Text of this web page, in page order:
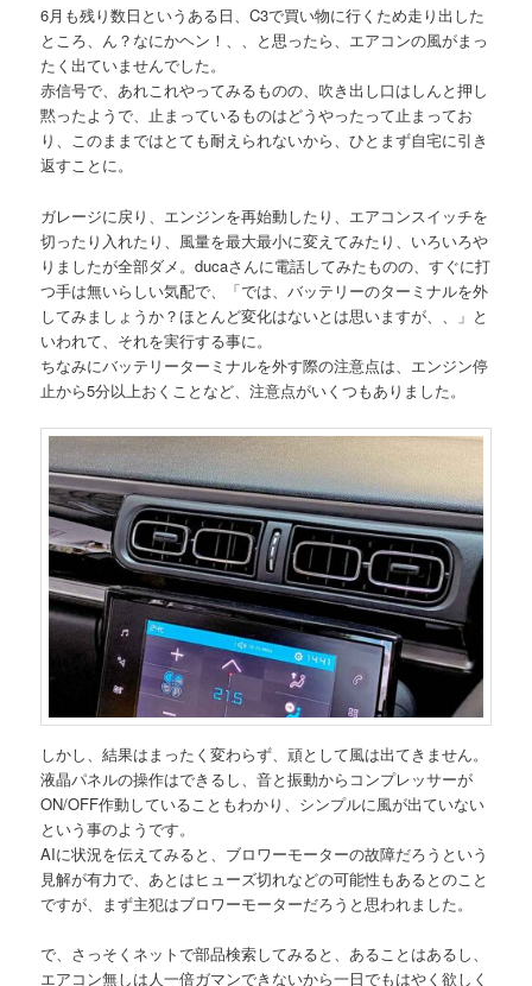
6月も残り数日というある日、C3で買い物に行くため走り出した
ところ、ん？なにかヘン！、、と思ったら、エアコンの風がまっ
たく出ていませんでした。
赤信号で、あれこれやってみるものの、吹き出し口はしんと押し
黙ったようで、止まっているものはどうやったって止まってお
り、このままではとても耐えられないから、ひとまず自宅に引き
返すことに。
ガレージに戻り、エンジンを再始動したり、エアコンスイッチを
切ったり入れたり、風量を最大最小に変えてみたり、いろいろや
りましたが全部ダメ。ducaさんに電話してみたものの、すぐに打
つ手は無いらしい気配で、「では、バッテリーのターミナルを外
してみましょうか？ほとんど変化はないとは思いますが、、」と
いわれて、それを実行する事に。
ちなみにバッテリーターミナルを外す際の注意点は、エンジン停
止から5分以上おくことなど、注意点がいくつもありました。
しかし、結果はまったく変わらず、頑として風は出てきません。
液晶パネルの操作はできるし、音と振動からコンプレッサーが
ON/OFF作動していることもわかり、シンプルに風が出ていない
という事のようです。
AIに状況を伝えてみると、ブロワーモーターの故障だろうという
見解が有力で、あとはヒューズ切れなどの可能性もあるとのこと
ですが、まず主犯はブロワーモーターだろうと思われました。
で、さっそくネットで部品検索してみると、あることはあるし、
エアコン無しは人一倍ガマンできないから一日でもはやく欲しく